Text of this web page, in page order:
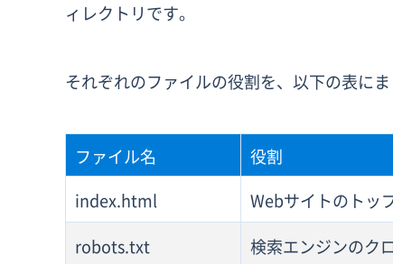
ィレクトリです。
それぞれのファイルの役割を、以下の表にま
ファイル名
役割
index.html
Webサイトのトッ
robots.txt
検索エンジンのク